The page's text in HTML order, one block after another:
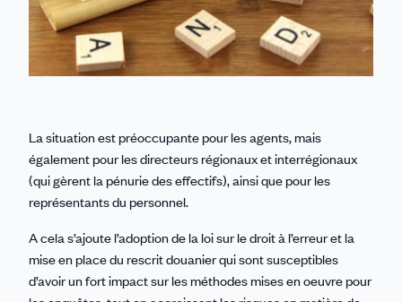
La situation est préoccupante pour les agents, mais
également pour les directeurs régionaux et interrégionaux
(qui gèrent la pénurie des effectifs), ainsi que pour les
représentants du personnel.
A cela s’ajoute l’adoption de la loi sur le droit à l’erreur et la
mise en place du rescrit douanier qui sont susceptibles
d’avoir un fort impact sur les méthodes mises en oeuvre pour